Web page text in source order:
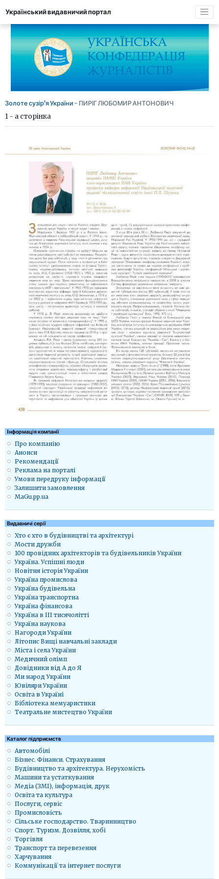
Український видавничий портал
Золоте сузір’я України - ПИРІГ ЛЮБОМИР АНТОНОВИЧ
1 - а сторінка
Iнформація компанії
Про компанію
Анонси
Рекомендації
Реклама на порталі
Умови передруку інформації
Залишити замовлення
MaGu.pp.ua
Видавничі серії
Хто є хто в будівництві та архітектурі
Мости дружби
100 провідних архітекторів та будівельників України
Україна. Успішні люди
Новітня історія України
Україна промислова
Україна будівельна
Україна транспортна
Україна фінансова
Україна в ІІІ тисячолітті
Україна наукова
Нагороди України
Літопис Вищі навчальні заклади
Міста і села України
Медичний олімп
Довідники від А до Я
Ми народ України
Ювіляри України
Освіта в Україні
Бібліотека мемуаристики
Театральне мистецтво України
Каталог підприємств
Автомобілі
Бізнес. Фінанси. Страхування
Будівництво та архітектура. Нерухомість
Машини та устаткування
Медіа (ЗМІ), інформація, друк
Освіта та культура
Послуги, сервіс
Промисловість
Сільське господарство. Тваринництво
Спорт. Туризм. Дозвілля, хобі
Торгівля
Транспорт та перевезення
Харчування
Коммунікації та інтернет послуги